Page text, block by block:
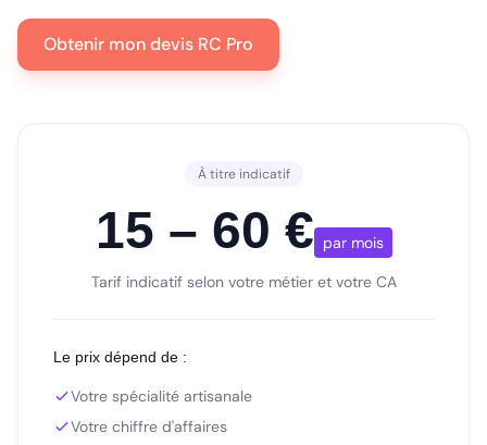
Obtenir mon devis RC Pro
À titre indicatif
15 – 60 € par mois
Tarif indicatif selon votre métier et votre CA
Le prix dépend de :
Votre spécialité artisanale
Votre chiffre d'affaires